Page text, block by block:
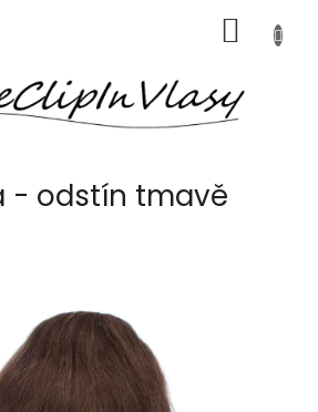
KOŠÍK
- odstín tmavě